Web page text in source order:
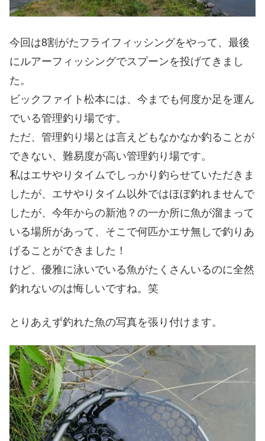
今回は8割がたフライフィッシングをやって、最後
にルアーフィッシングでスプーンを投げてきまし
た。
ビックファイト松本には、今までも何度か足を運ん
でいる管理釣り場です。
ただ、管理釣り場とは言えどもなかなか釣ることが
できない、難易度が高い管理釣り場です。
私はエサやりタイムでしっかり釣らせていただきま
したが、エサやりタイム以外ではほぼ釣れませんで
したが、今年からの新池？の一か所に魚が溜まって
いる場所があって、そこで何匹かエサ無しで釣りあ
げることができました！
けど、優雅に泳いでいる魚がたくさんいるのに全然
釣れないのは悔しいですね。笑
とりあえず釣れた魚の写真を張り付けます。